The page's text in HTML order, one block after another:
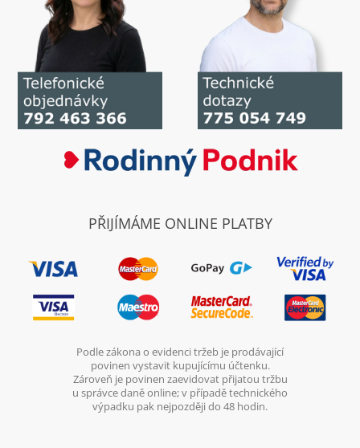
PŘIJÍMÁME ONLINE PLATBY
Podle zákona o evidenci tržeb je prodávající
povinen vystavit kupujícímu účtenku.
Zároveň je povinen zaevidovat přijatou tržbu
u správce daně online; v případě technického
výpadku pak nejpozději do 48 hodin.